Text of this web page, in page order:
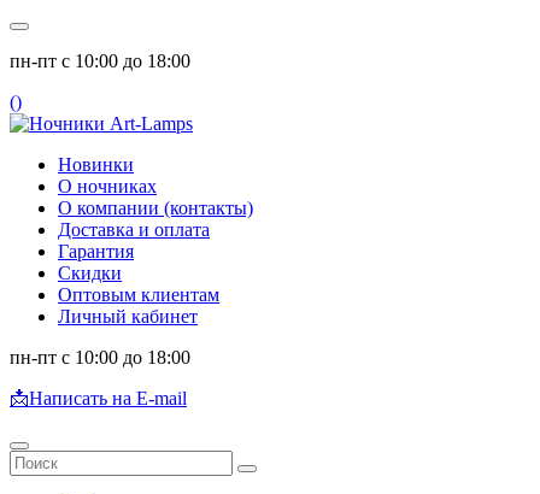
пн-пт с 10:00 до 18:00
()
Новинки
О ночниках
О компании (контакты)
Доставка и оплата
Гарантия
Скидки
Оптовым клиентам
Личный кабинет
пн-пт с 10:00 до 18:00
📩Написать на E-mail